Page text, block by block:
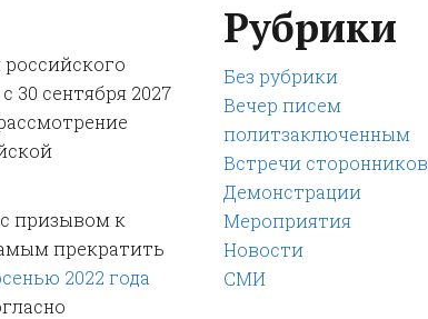
30 сентября 2027
призывом к
прекратить
2022 года
Рубрики
Без рубрики
Вечер писем
политзаключенным
Встречи сторонников
Демонстрации
Мероприятия
Новости
СМИ